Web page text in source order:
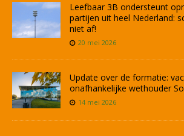
Leefbaar 3B ondersteunt
partijen uit heel Nederland:
niet af!
20 mei 2026
Update over de formatie:
onafhankelijke wethouder
14 mei 2026